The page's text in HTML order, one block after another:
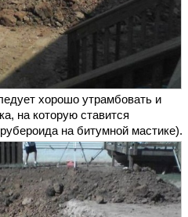
хорошо утрамбовать и
на которую ставится
на битумной мастике).